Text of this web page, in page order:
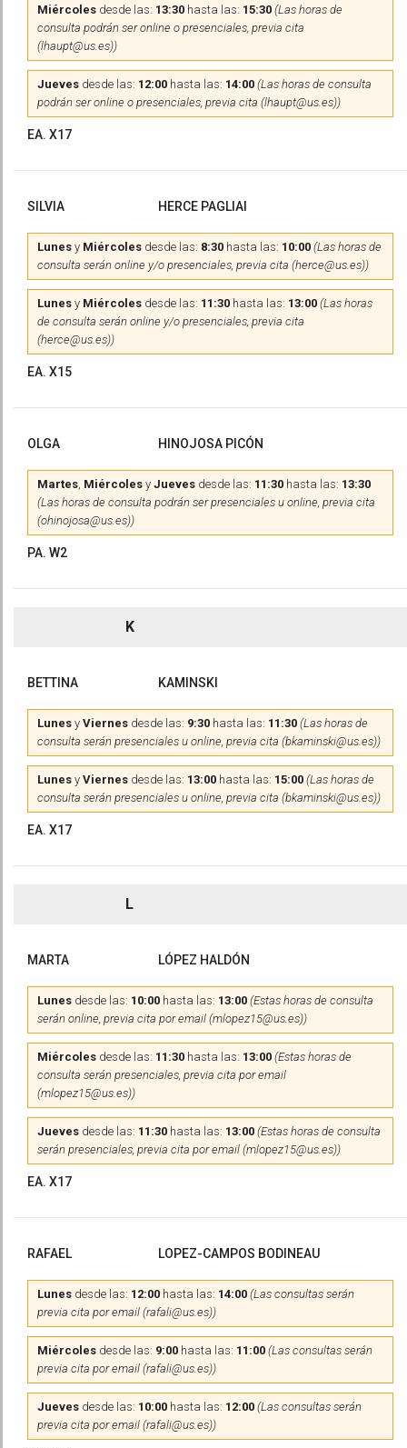
Miércoles desde las: 13:30 hasta las: 15:30 (Las horas de
consulta podrán ser online o presenciales, previa cita
(lhaupt@us.es))
Jueves desde las: 12:00 hasta las: 14:00 (Las horas de consulta
podrán ser online o presenciales, previa cita (lhaupt@us.es))
EA. X17
SILVIA HERCE PAGLIAI
Lunes y Miércoles desde las: 8:30 hasta las: 10:00 (Las horas de
consulta serán online y/o presenciales, previa cita (herce@us.es))
Lunes y Miércoles desde las: 11:30 hasta las: 13:00 (Las horas
de consulta serán online y/o presenciales, previa cita
(herce@us.es))
EA. X15
OLGA HINOJOSA PICÓN
Martes, Miércoles y Jueves desde las: 11:30 hasta las: 13:30
(Las horas de consulta podrán ser presenciales u online, previa cita
(ohinojosa@us.es))
PA. W2
K
BETTINA KAMINSKI
Lunes y Viernes desde las: 9:30 hasta las: 11:30 (Las horas de
consulta serán presenciales u online, previa cita (bkaminski@us.es))
Lunes y Viernes desde las: 13:00 hasta las: 15:00 (Las horas de
consulta serán presenciales u online, previa cita (bkaminski@us.es))
EA. X17
L
MARTA LÓPEZ HALDÓN
Lunes desde las: 10:00 hasta las: 13:00 (Estas horas de consulta
serán online, previa cita por email (mlopez15@us.es))
Miércoles desde las: 11:30 hasta las: 13:00 (Estas horas de
consulta serán presenciales, previa cita por email
(mlopez15@us.es))
Jueves desde las: 11:30 hasta las: 13:00 (Estas horas de consulta
serán presenciales, previa cita por email (mlopez15@us.es))
EA. X17
RAFAEL LOPEZ-CAMPOS BODINEAU
Lunes desde las: 12:00 hasta las: 14:00 (Las consultas serán
previa cita por email (rafali@us.es))
Miércoles desde las: 9:00 hasta las: 11:00 (Las consultas serán
previa cita por email (rafali@us.es))
Jueves desde las: 10:00 hasta las: 12:00 (Las consultas serán
previa cita por email (rafali@us.es))